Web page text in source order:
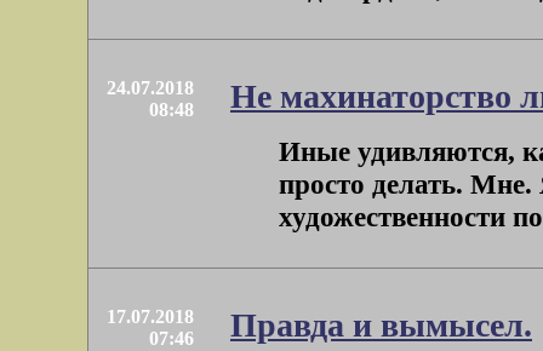
24.07.2018
08:48
Не махинаторство
Иные удивляются,
просто делать. Мне.
художественности
17.07.2018
07:46
Правда и вымысел.